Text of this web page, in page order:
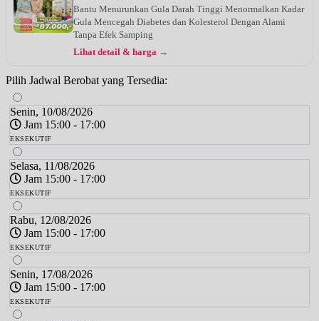
Bantu Menurunkan Gula Darah Tinggi Menormalkan Kadar
Gula Mencegah Diabetes dan Kolesterol Dengan Alami
Tanpa Efek Samping
Lihat detail & harga →
Pilih Jadwal Berobat yang Tersedia:
Senin, 10/08/2026
Jam 15:00 - 17:00
EKSEKUTIF
Selasa, 11/08/2026
Jam 15:00 - 17:00
EKSEKUTIF
Rabu, 12/08/2026
Jam 15:00 - 17:00
EKSEKUTIF
Senin, 17/08/2026
Jam 15:00 - 17:00
EKSEKUTIF